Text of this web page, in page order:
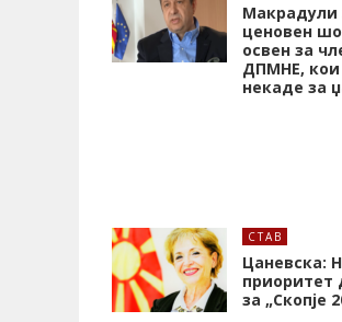
Макрадули
ценовен
освен за
ДПМНЕ, кои
некаде за
СТАВ
Цаневска:
приоритет
за „Скопје